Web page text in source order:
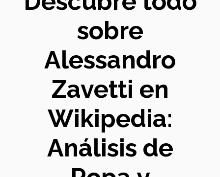
sobre
Alessandro
Zavetti en
Wikipedia:
Análisis de